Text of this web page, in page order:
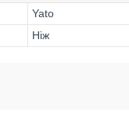
Yato
Ніж